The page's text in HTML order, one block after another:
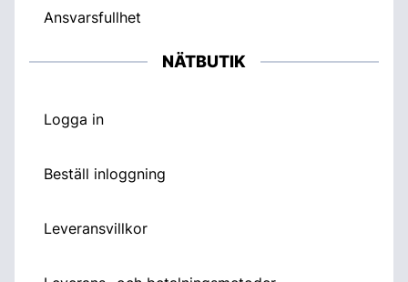
Ansvarsfullhet
NÄTBUTIK
Logga in
Beställ inloggning
Leveransvillkor